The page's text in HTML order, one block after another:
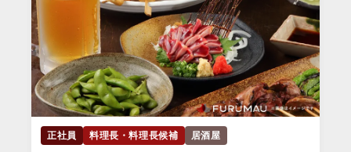
正社員 料理長・料理長候補 居酒屋